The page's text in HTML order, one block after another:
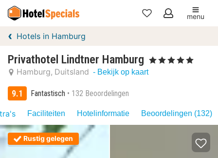
Mijn
menu
Hotels in Hamburg
Privathotel Lindtner Hamburg , 5 Sterren
Hamburg Duitsland - Bekijk op kaart
9.1 Fantastisch 132 Beoordelingen
Faciliteiten Hotelinformatie Beoordelingen (132)
Rustig gelegen